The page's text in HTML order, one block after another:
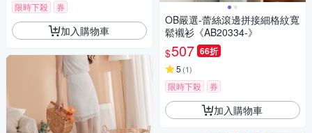
限時下殺 券
加入購物車
OB嚴選-蕾絲滾邊拼接細格紋寬
鬆襯衫《AB20334-》
$507 66折
5 (1)
限時下殺 券
加入購物車